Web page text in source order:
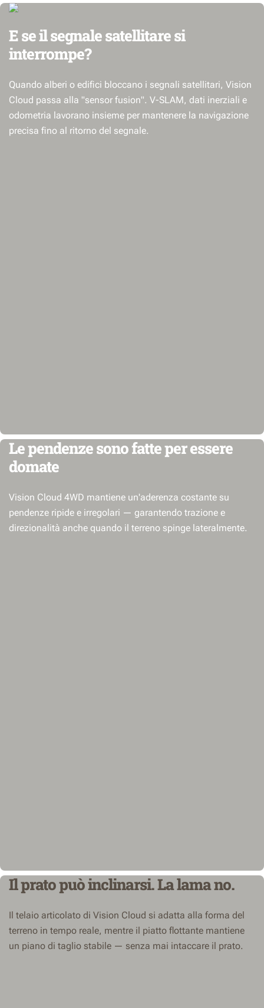
E se il segnale satellitare si
interrompe?
Quando alberi o edifici bloccano i segnali satellitari, Vision
Cloud passa alla "sensor fusion". V-SLAM, dati inerziali e
odometria lavorano insieme per mantenere la navigazione
precisa fino al ritorno del segnale.
Le pendenze sono fatte per essere
domate
Vision Cloud 4WD mantiene un'aderenza costante su
pendenze ripide e irregolari — garantendo trazione e
direzionalità anche quando il terreno spinge lateralmente.
Il prato può inclinarsi. La lama no.
Il telaio articolato di Vision Cloud si adatta alla forma del
terreno in tempo reale, mentre il piatto flottante mantiene
un piano di taglio stabile — senza mai intaccare il prato.